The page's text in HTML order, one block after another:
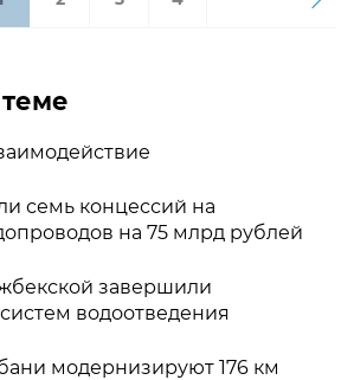
семь концессий на
на 75 млрд рублей
завершили
водоотведения
модернизируют 176 км